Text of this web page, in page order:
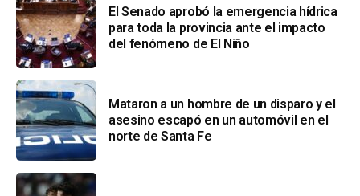
El Senado aprobó la emergencia hídrica
para toda la provincia ante el impacto
del fenómeno de El Niño
Mataron a un hombre de un disparo y el
asesino escapó en un automóvil en el
norte de Santa Fe